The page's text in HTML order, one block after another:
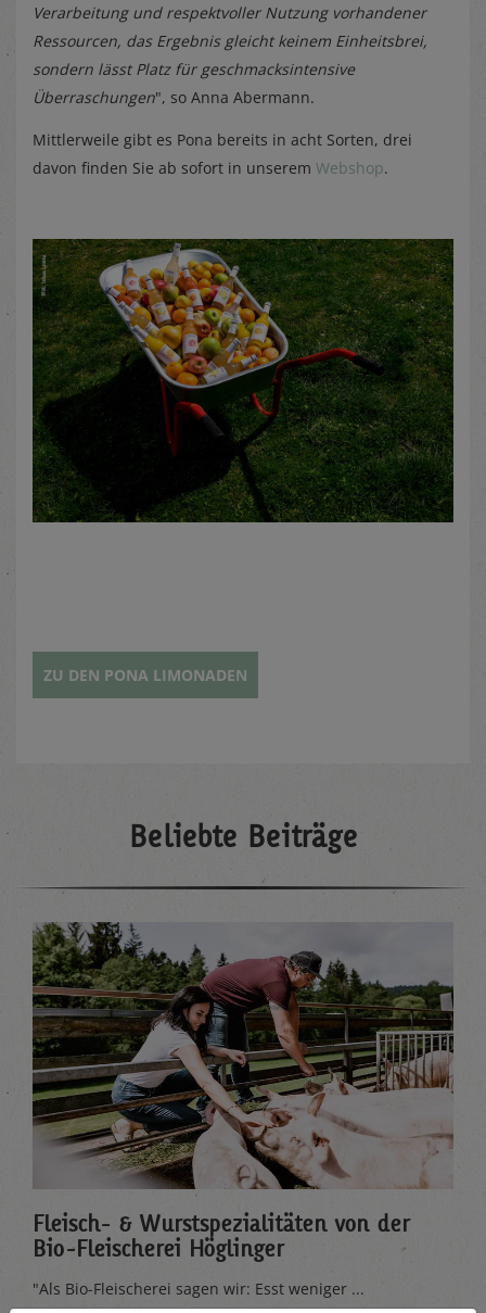
Verarbeitung und respektvoller Nutzung vorhandener
Ressourcen, das Ergebnis gleicht keinem Einheitsbrei,
sondern lässt Platz für geschmacksintensive
Überraschungen", so Anna Abermann.
Mittlerweile gibt es Pona bereits in acht Sorten, drei
davon finden Sie ab sofort in unserem Webshop.
ZU DEN PONA LIMONADEN
Beliebte Beiträge
Fleisch- & Wurstspezialitäten von der
Bio-Fleischerei Höglinger
"Als Bio-Fleischerei sagen wir: Esst weniger ...